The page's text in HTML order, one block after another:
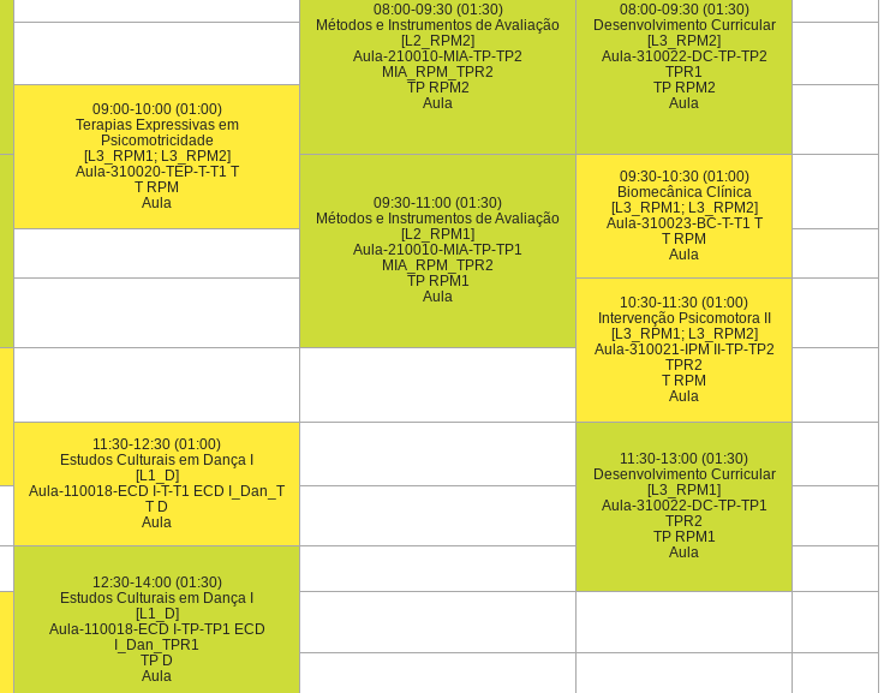
08:00-09:30 (01:30)
Métodos e Instrumentos de Avaliação
[L2_RPM2]
Aula-210010-MIA-TP-TP2
MIA_RPM_TPR2
TP RPM2
Aula
08:00-09:30 (01:30)
Desenvolvimento Curricular
[L3_RPM2]
Aula-310022-DC-TP-TP2
TPR1
TP RPM2
Aula
09:00-10:00 (01:00)
Terapias Expressivas em
Psicomotricidade
[L3_RPM1; L3_RPM2]
Aula-310020-TEP-T-T1 T
T RPM
Aula
09:30-11:00 (01:30)
Métodos e Instrumentos de Avaliação
[L2_RPM1]
Aula-210010-MIA-TP-TP1
MIA_RPM_TPR2
TP RPM1
Aula
09:30-10:30 (01:00)
Biomecânica Clínica
[L3_RPM1; L3_RPM2]
Aula-310023-BC-T-T1 T
T RPM
Aula
10:30-11:30 (01:00)
Intervenção Psicomotora II
[L3_RPM1; L3_RPM2]
Aula-310021-IPM II-TP-TP2
TPR2
T RPM
Aula
11:30-12:30 (01:00)
Estudos Culturais em Dança I
[L1_D]
Aula-110018-ECD I-T-T1 ECD I_Dan_T
T D
Aula
11:30-13:00 (01:30)
Desenvolvimento Curricular
[L3_RPM1]
Aula-310022-DC-TP-TP1
TPR2
TP RPM1
Aula
12:30-14:00 (01:30)
Estudos Culturais em Dança I
[L1_D]
Aula-110018-ECD I-TP-TP1 ECD
I_Dan_TPR1
TP D
Aula